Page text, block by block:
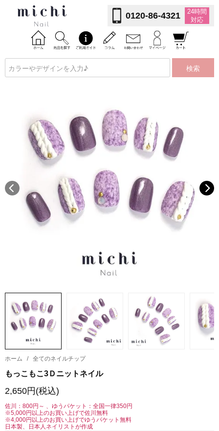
0120-86-4321
24時間
対応
検索
ホーム / 全てのネイルチップ
もっこもこ3Ｄニットネイル
2,650円(税込)
佐川：800円～ 、ゆうパケット：全国一律350円
※5,000円以上のお買い上げで佐川無料
※4,000円以上のお買い上げでゆうパケット無料
日本製、日本人ネイリストが作成